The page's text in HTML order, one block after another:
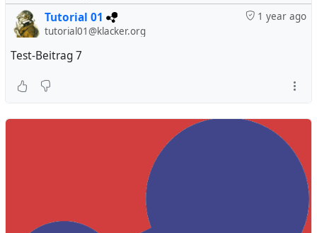
1 year ago
Tutorial 01
tutorial01@klacker.org
Test-Beitrag 7